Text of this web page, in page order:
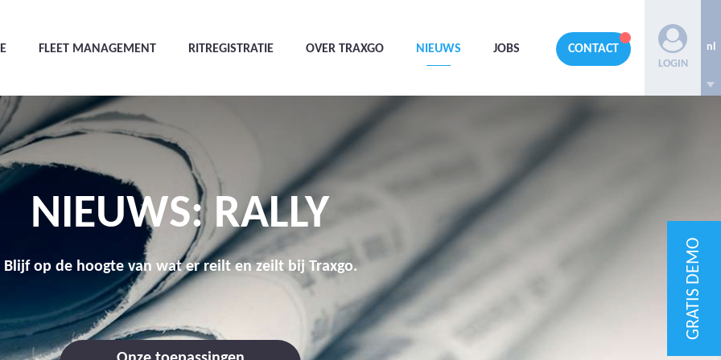
FLEET MANAGEMENT RITREGISTRATIE OVER TRAXGO NIEUWS JOBS CONTACT
LOGIN
nl
NIEUWS: RALLY
Blijf op de hoogte van wat er reilt en zeilt bij Traxgo. GRATIS DEMO